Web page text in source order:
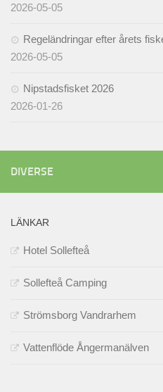
2026-05-05
Regeländringar efter årets
2026-05-05
Nipstadsfisket 2026
2026-01-26
DIVERSE
LÄNKAR
Hotel Sollefteå
Sollefteå Camping
Strömsborg Vandrarhem
Vattenflöde Ångermanälven